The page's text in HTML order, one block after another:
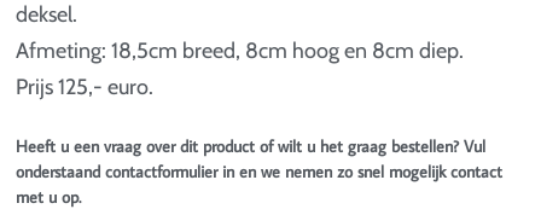
deksel.
Afmeting: 18,5cm breed, 8cm hoog en 8cm diep.
Prijs 125,- euro.
Heeft u een vraag over dit product of wilt u het graag bestellen? Vul
onderstaand contactformulier in en we nemen zo snel mogelijk contact
met u op.